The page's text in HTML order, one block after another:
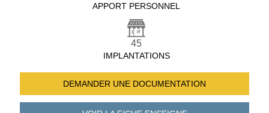
APPORT PERSONNEL
45
IMPLANTATIONS
DEMANDER UNE DOCUMENTATION